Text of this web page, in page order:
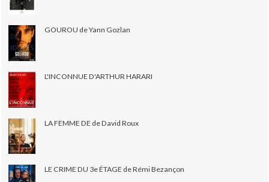
GOUROU de Yann Gozlan
L'INCONNUE D'ARTHUR HARARI
LA FEMME DE de David Roux
LE CRIME DU 3e ÉTAGE de Rémi Bezançon